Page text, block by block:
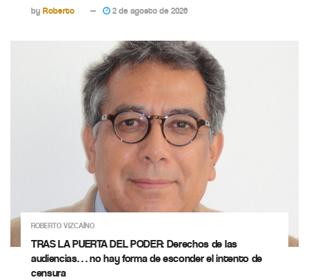
by Roberto 2 de agosto de 2026
ROBERTO VIZCAÍNO
TRAS LA PUERTA DEL PODER: Derechos de las
audiencias… no hay forma de esconder el intento de
censura